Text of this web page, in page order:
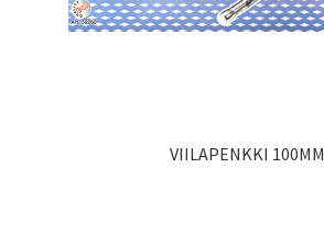
VIILAPENKKI 100MM